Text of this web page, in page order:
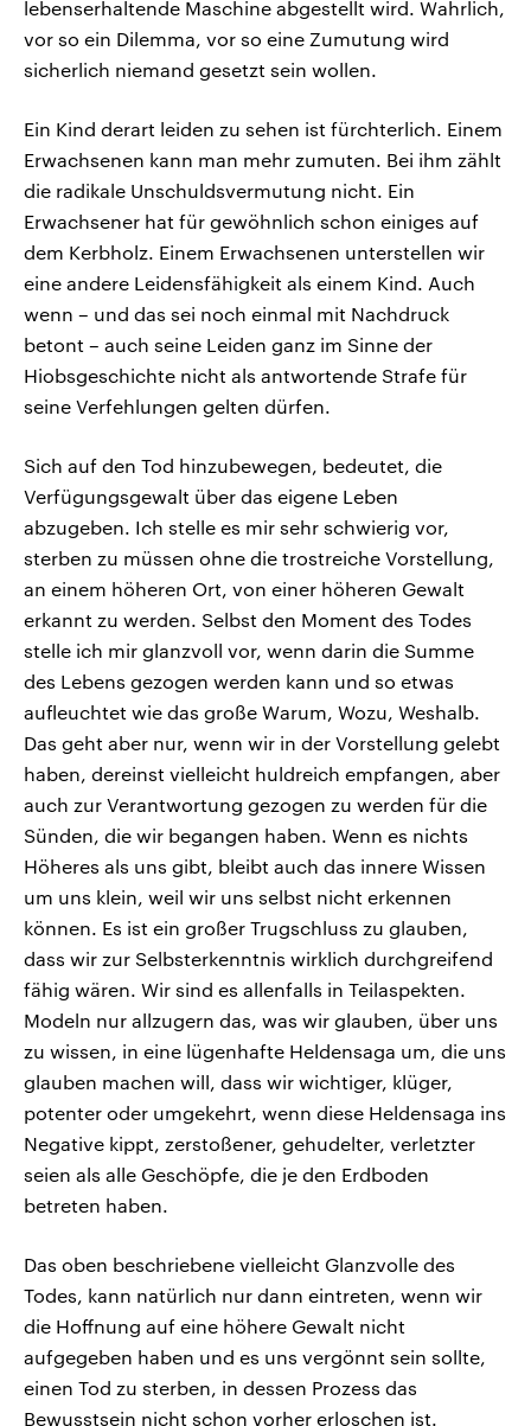
lebenserhaltende Maschine abgestellt wird. Wahrlich,
vor so ein Dilemma, vor so eine Zumutung wird
sicherlich niemand gesetzt sein wollen.
Ein Kind derart leiden zu sehen ist fürchterlich. Einem
Erwachsenen kann man mehr zumuten. Bei ihm zählt
die radikale Unschuldsvermutung nicht. Ein
Erwachsener hat für gewöhnlich schon einiges auf
dem Kerbholz. Einem Erwachsenen unterstellen wir
eine andere Leidensfähigkeit als einem Kind. Auch
wenn – und das sei noch einmal mit Nachdruck
betont – auch seine Leiden ganz im Sinne der
Hiobsgeschichte nicht als antwortende Strafe für
seine Verfehlungen gelten dürfen.
Sich auf den Tod hinzubewegen, bedeutet, die
Verfügungsgewalt über das eigene Leben
abzugeben. Ich stelle es mir sehr schwierig vor,
sterben zu müssen ohne die trostreiche Vorstellung,
an einem höheren Ort, von einer höheren Gewalt
erkannt zu werden. Selbst den Moment des Todes
stelle ich mir glanzvoll vor, wenn darin die Summe
des Lebens gezogen werden kann und so etwas
aufleuchtet wie das große Warum, Wozu, Weshalb.
Das geht aber nur, wenn wir in der Vorstellung gelebt
haben, dereinst vielleicht huldreich empfangen, aber
auch zur Verantwortung gezogen zu werden für die
Sünden, die wir begangen haben. Wenn es nichts
Höheres als uns gibt, bleibt auch das innere Wissen
um uns klein, weil wir uns selbst nicht erkennen
können. Es ist ein großer Trugschluss zu glauben,
dass wir zur Selbsterkenntnis wirklich durchgreifend
fähig wären. Wir sind es allenfalls in Teilaspekten.
Modeln nur allzugern das, was wir glauben, über uns
zu wissen, in eine lügenhafte Heldensaga um, die uns
glauben machen will, dass wir wichtiger, klüger,
potenter oder umgekehrt, wenn diese Heldensaga ins
Negative kippt, zerstoßener, gehudelter, verletzter
seien als alle Geschöpfe, die je den Erdboden
betreten haben.
Das oben beschriebene vielleicht Glanzvolle des
Todes, kann natürlich nur dann eintreten, wenn wir
die Hoffnung auf eine höhere Gewalt nicht
aufgegeben haben und es uns vergönnt sein sollte,
einen Tod zu sterben, in dessen Prozess das
Bewusstsein nicht schon vorher erloschen ist.